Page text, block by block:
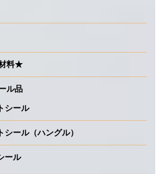
料★
ル品
シール
ール（ハングル）
ール